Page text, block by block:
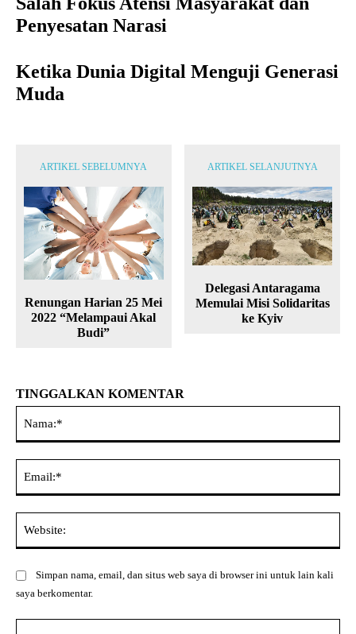
Penyesatan Narasi
Ketika Dunia Digital Menguji Generasi
Muda
ARTIKEL SEBELUMNYA
Renungan Harian 25 Mei
2022 “Melampaui Akal
Budi”
ARTIKEL SELANJUTNYA
Delegasi Antaragama
Memulai Misi Solidaritas
ke Kyiv
TINGGALKAN KOMENTAR
Simpan nama, email, dan situs web saya di browser ini untuk lain kali
saya berkomentar.